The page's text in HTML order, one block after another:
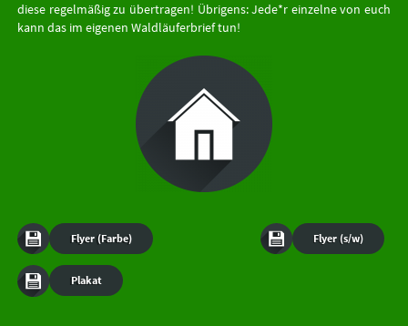
diese regelmäßig zu übertragen! Übrigens: Jede*r einzelne von euch
kann das im eigenen Waldläuferbrief tun!
Flyer (Farbe) Flyer (s/w)
Plakat